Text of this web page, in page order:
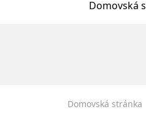
Domovská
Domovská stránka